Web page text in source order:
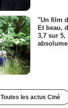
"Un film
Et beau,
3,7 sur
Toutes les actus Ciné